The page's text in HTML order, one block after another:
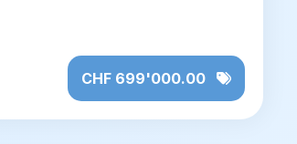
CHF 699'000.00